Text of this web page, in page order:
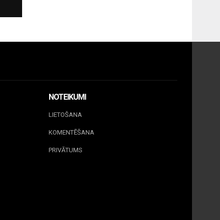
NOTEIKUMI
LIETOŠANA
KOMENTĒŠANA
PRIVĀTUMS